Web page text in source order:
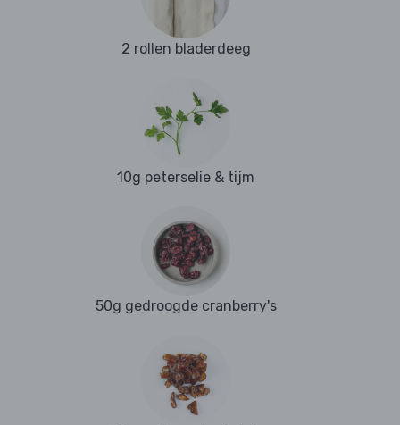
2 rollen bladerdeeg
10g peterselie & tijm
50g gedroogde cranberry's